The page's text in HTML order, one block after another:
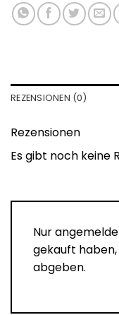
REZENSIONEN (0)
Rezensionen
Es gibt noch keine
Nur
gekauft haben,
abgeben.